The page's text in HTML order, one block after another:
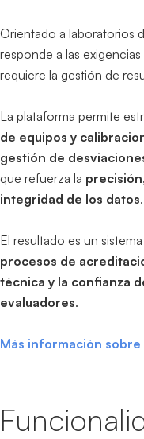
Orientado a laboratorios
responde a las
requiere la gestión de
La plataforma permite
de equipos y
gestión de
que refuerza la
integridad de los datos.
El resultado es un
procesos de
técnica y la confianza
evaluadores.
Más información sobre